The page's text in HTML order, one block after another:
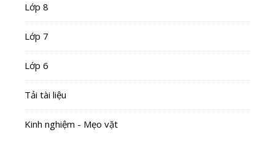
Lớp 8
Lớp 7
Lớp 6
Tải tài liệu
Kinh nghiệm - Mẹo vặt